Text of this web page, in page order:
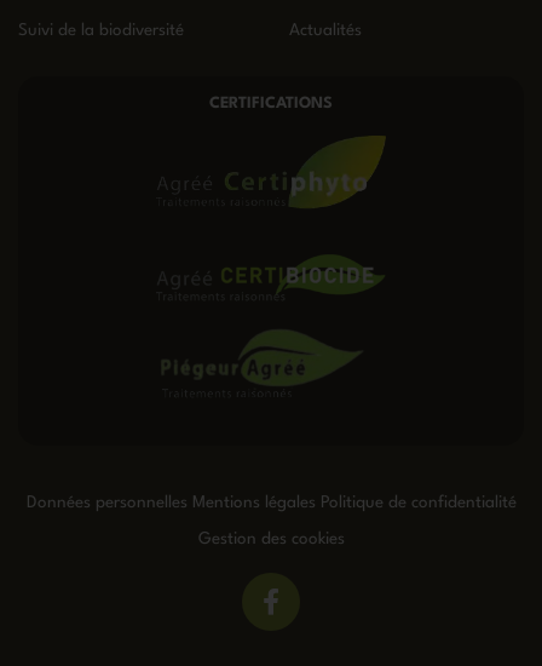
Suivi de la biodiversité Actualités
Données personnelles Mentions légales Politique de confidentialité
Gestion des cookies
CERTIFICATIONS